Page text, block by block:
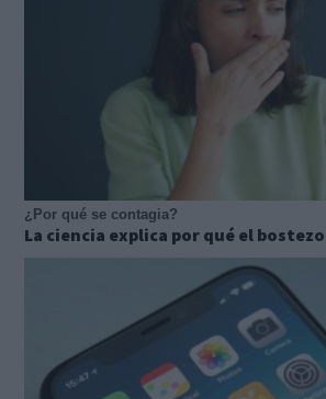
¿Por qué se contagia?
La ciencia explica por qué el